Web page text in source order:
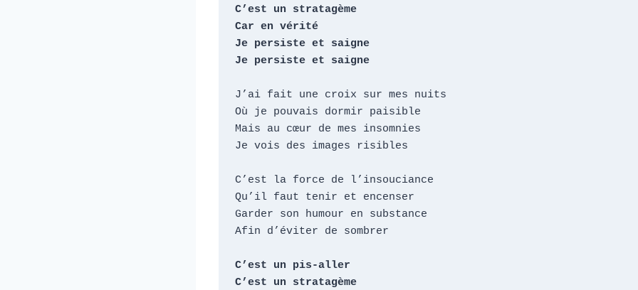
C’est un stratagème
Car en vérité
Je persiste et saigne
Je persiste et saigne
J’ai fait une croix sur mes nuits
Où je pouvais dormir paisible
Mais au cœur de mes insomnies
Je vois des images risibles
C’est la force de l’insouciance
Qu’il faut tenir et encenser
Garder son humour en substance
Afin d’éviter de sombrer
C’est un pis-aller
C’est un stratagème